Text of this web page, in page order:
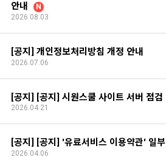
안내
N
2026.08.03
[공지] 개인정보처리방침 개정 안내
2026.07.06
[공지] [공지] 시원스쿨 사이트 서버 점
2026.04.21
[공지] [공지] '유료서비스 이용약관' 일
2026.04.06